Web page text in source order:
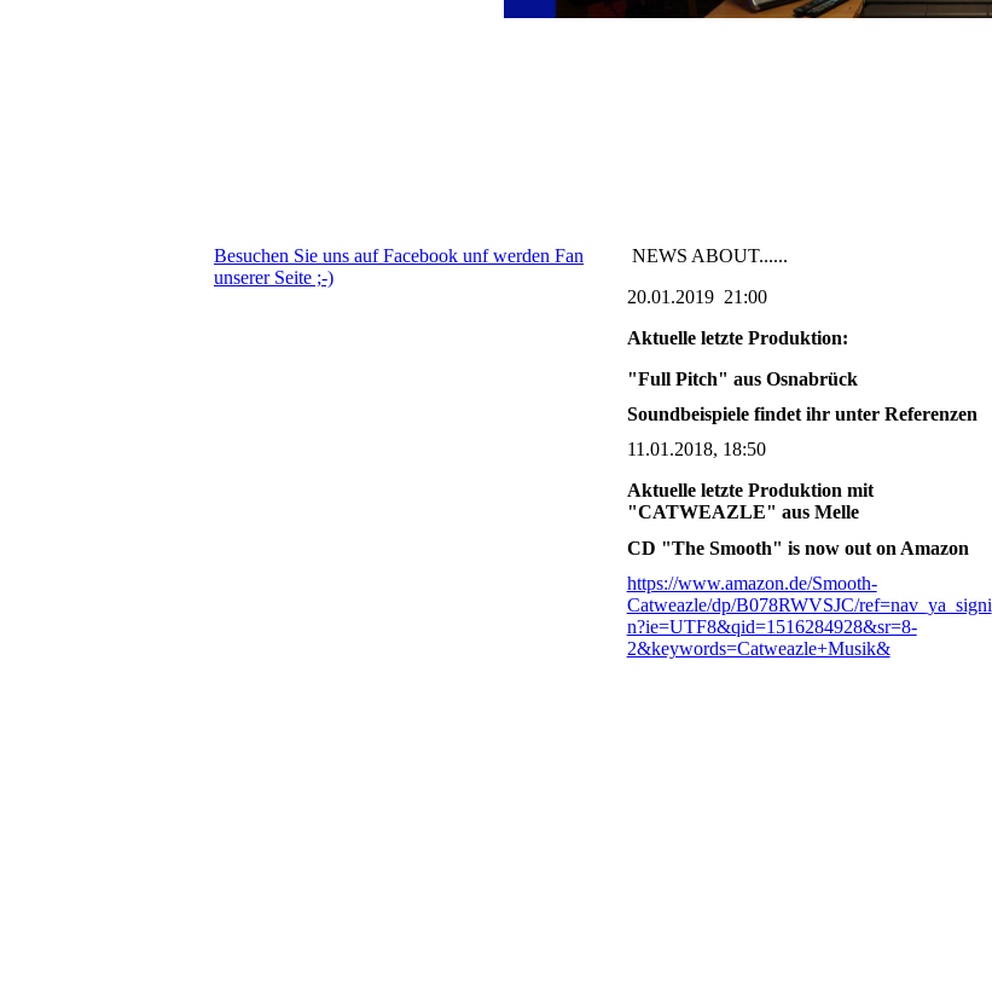
Besuchen Sie uns auf Facebook unf werden Fan
unserer Seite ;-)
NEWS ABOUT......
20.01.2019 21:00
Aktuelle letzte Produktion:
"Full Pitch" aus Osnabrück
Soundbeispiele findet ihr unter Referenzen
11.01.2018, 18:50
Aktuelle letzte Produktion mit
"CATWEAZLE" aus Melle
CD "The Smooth" is now out on Amazon
https://www.amazon.de/Smooth-
Catweazle/dp/B078RWVSJC/ref=nav_ya_signi
n?ie=UTF8&qid=1516284928&sr=8-
2&keywords=Catweazle+Musik&